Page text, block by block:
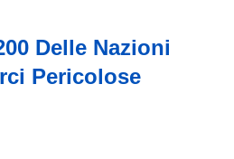
Delle Nazioni
Pericolose